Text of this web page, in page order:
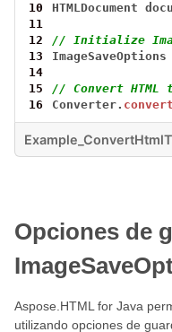
10
HTMLDocument
11
12
// Initialize
13
ImageSaveOptions
14
15
// Convert HTML
16
Converter.
Opciones de
Aspose.HTML for Java
utilizando opciones de